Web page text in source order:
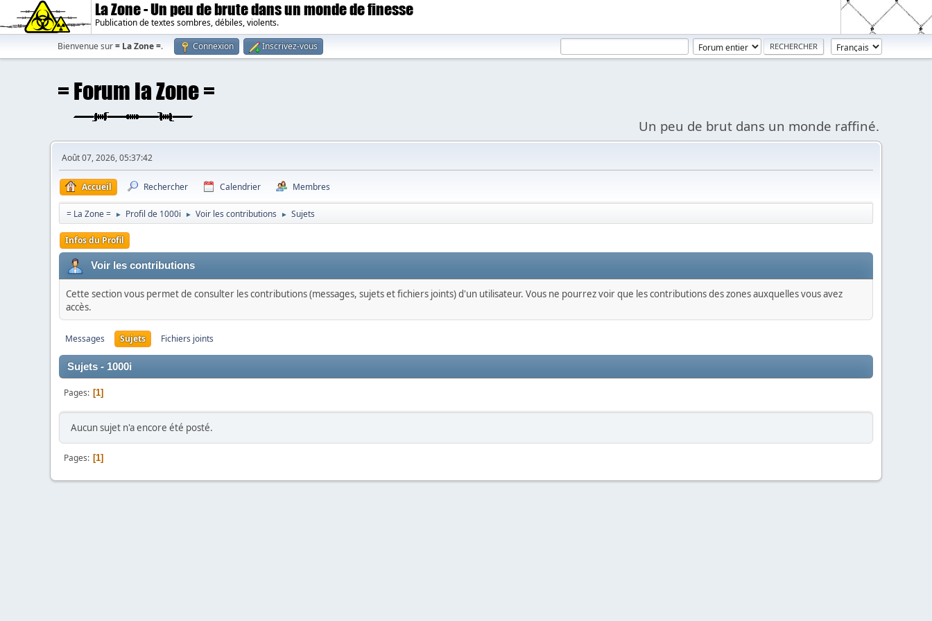
La Zone - Un peu de brute dans un monde de finesse
Publication de textes sombres, débiles, violents.
Bienvenue sur= La Zone =. Connexion Inscrivez-vous
Un peu de brut dans un monde raffiné.
Août 07, 2026, 05:37:42
Accueil Rechercher Calendrier Membres
= La Zone = ► Profil de 1000i ► Voir les contributions ► Sujets
Infos du Profil
Voir les contributions
Cette section vous permet de consulter les contributions (messages, sujets et fichiers joints) d'un utilisateur. Vous ne pourrez voir que les contributions des zones auxquelles vous avez
accès.
Messages Sujets Fichiers joints
Sujets - 1000i
Pages 1
Aucun sujet n'a encore été posté.
Pages 1